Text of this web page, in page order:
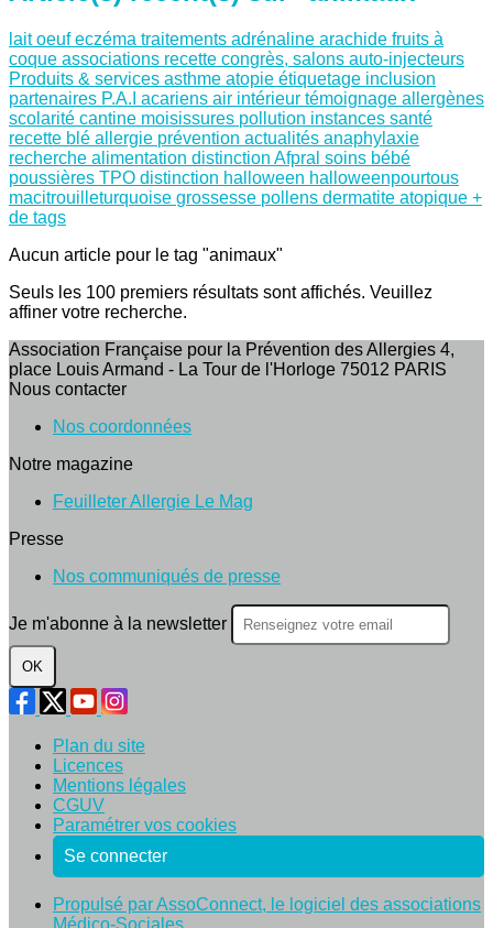
laitoeufeczéma traitements adrénaline arachide fruits à
coque associations recette congrès, salons auto-injecteurs
Produits & services asthme atopie étiquetage inclusion
partenaires P.A.I acariens air intérieur témoignage allergènes
scolarité cantine moisissures pollution instances santé
recette blé allergie prévention actualités anaphylaxie
recherche alimentation distinction Afpral soins bébé
poussières TPO distinction halloween halloweenpourtous
macitrouilleturquoise grossesse pollens dermatite atopique +
de tags
Aucun article pour le tag "animaux"
Seuls les 100 premiers résultats sont affichés. Veuillez
affiner votre recherche.
Association Française pour la Prévention des Allergies 4,
place Louis Armand - La Tour de l'Horloge 75012 PARIS
Nous contacter
Nos coordonnées
Notre magazine
Feuilleter Allergie Le Mag
Presse
Nos communiqués de presse
Je m'abonne à la newsletter
OK
Plan du site
Licences
Mentions légales
CGUV
Paramétrer vos cookies
Se connecter
Propulsé par AssoConnect, le logiciel des associations
Médico-Sociales